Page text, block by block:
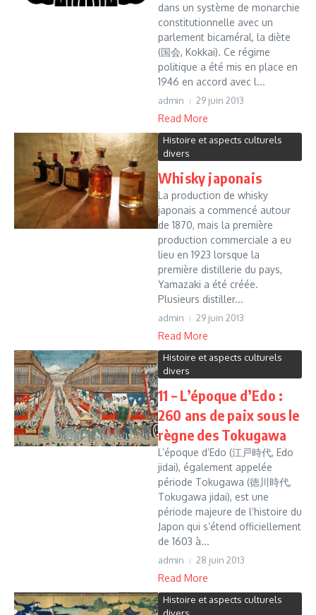
dans un système de monarchie
constitutionnelle avec un
parlement bicaméral, la diète
(国会, Kokkai). Ce régime
politique a été mis en place en
1946 en accord avec l...
admin 29 juin 2013
Read More
Histoire et aspects culturels
divers
Whisky japonais
La production de whisky
japonais a commencé autour
de 1870, mais la première
production commerciale a eu
lieu en 1923 lorsque la
première distillerie du pays,
Yamazaki a été créée.
Plusieurs distiller...
admin 29 juin 2013
Read More
Histoire et aspects culturels
divers
11 – L’époque d’Edo :
260 ans de paix sous le
règne des Tokugawa
L’époque d’Edo (江戸時代, Edo
jidai), également appelée
période Tokugawa (徳川時代,
Tokugawa jidai), est une
période majeure de l’histoire du
Japon qui s’étend officiellement
de 1603 à...
admin 28 juin 2013
Read More
Histoire et aspects culturels